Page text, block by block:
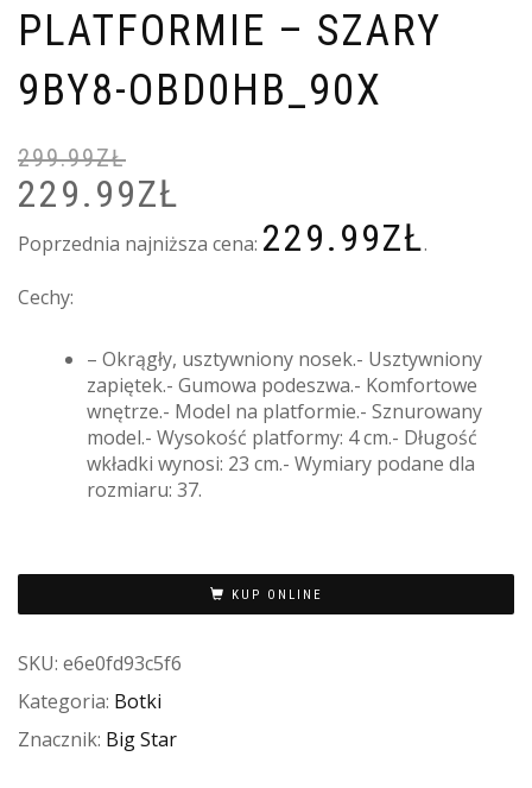
PLATFORMIE – SZARY
9BY8-OBD0HB_90X
299.99ZŁ
PIERWOTNA
CENA
299.99ZŁ.
229.99ZŁ
Poprzednia najniższa cena: 229.99ZŁ.
Cechy:
– Okrągły, usztywniony nosek.- Usztywniony
zapiętek.- Gumowa podeszwa.- Komfortowe
wnętrze.- Model na platformie.- Sznurowany
model.- Wysokość platformy: 4 cm.- Długość
wkładki wynosi: 23 cm.- Wymiary podane dla
rozmiaru: 37.
KUP ONLINE
SKU: e6e0fd93c5f6
Kategoria: Botki
Znacznik: Big Star